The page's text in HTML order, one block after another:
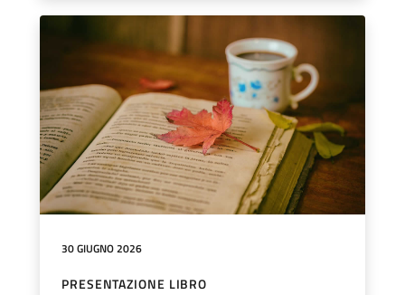
30 GIUGNO 2026
PRESENTAZIONE LIBRO